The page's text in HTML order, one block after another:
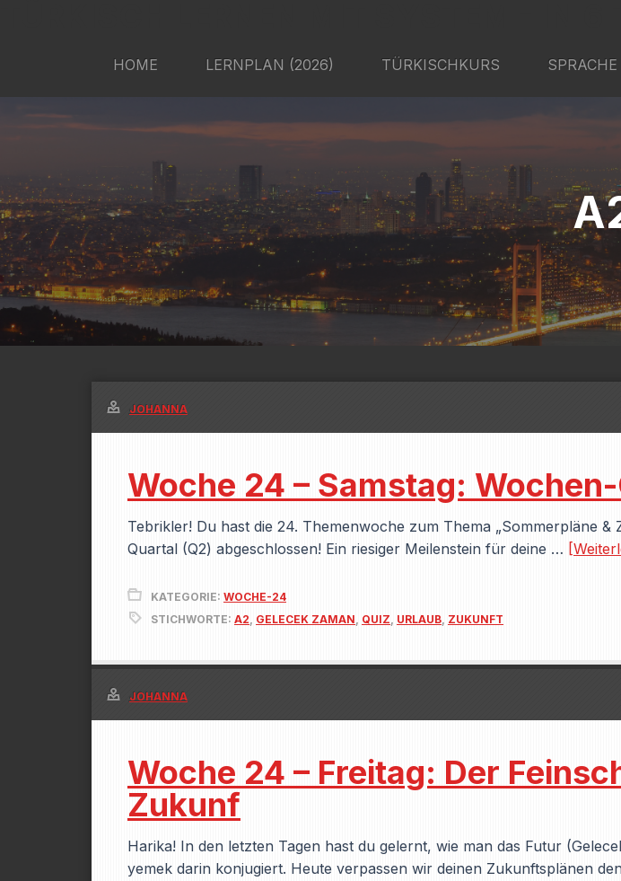
HOME LERNPLAN (2026) TÜRKISCHKURS SPRACHE
JOHANNA
Woche 24 – Samstag:
Tebrikler! Du hast die 24. Themenwoche zum Thema „Sommerpläne
Quartal (Q2) abgeschlossen! Ein riesiger Meilenstein für deine …
KATEGORIE: WOCHE-24
STICHWORTE: A2, GELECEK ZAMAN, QUIZ, URLAUB, ZUKUNFT
JOHANNA
Woche 24 – Freitag: Der
Zukunf
Harika! In den letzten Tagen hast du gelernt, wie man das Futur
yemek darin konjugiert. Heute verpassen wir deinen Zukunftsplänen